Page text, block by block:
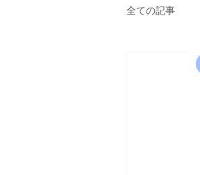
全ての記事